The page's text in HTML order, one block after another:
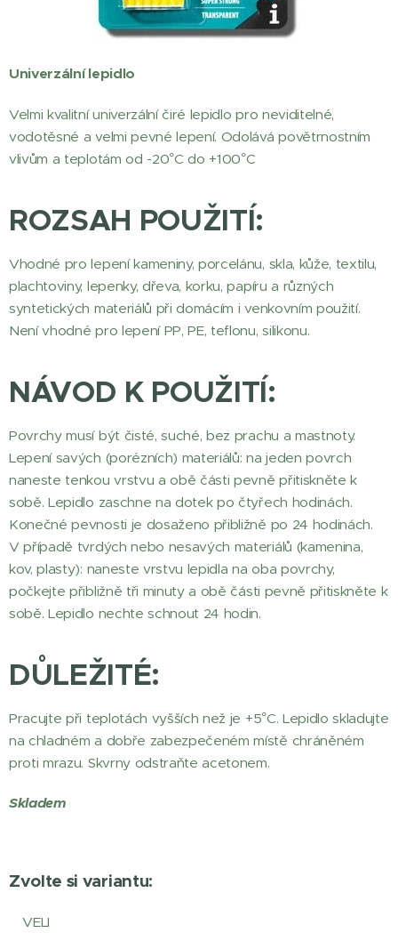
Univerzální lepidlo
Velmi kvalitní univerzální čiré lepidlo pro neviditelné,
vodotěsné a velmi pevné lepení. Odolává povětrnostním
vlivům a teplotám od -20°C do +100°C
ROZSAH POUŽITÍ:
Vhodné pro lepení kameniny, porcelánu, skla, kůže, textilu,
plachtoviny, lepenky, dřeva, korku, papíru a různých
syntetických materiálů při domácím i venkovním použití.
Není vhodné pro lepení PP, PE, teflonu, silikonu.
NÁVOD K POUŽITÍ:
Povrchy musí být čisté, suché, bez prachu a mastnoty.
Lepení savých (porézních) materiálů: na jeden povrch
naneste tenkou vrstvu a obě části pevně přitiskněte k
sobě. Lepidlo zaschne na dotek po čtyřech hodinách.
Konečné pevnosti je dosaženo přibližně po 24 hodinách.
V případě tvrdých nebo nesavých materiálů (kamenina,
kov, plasty): naneste vrstvu lepidla na oba povrchy,
počkejte přibližně tři minuty a obě části pevně přitiskněte k
sobě. Lepidlo nechte schnout 24 hodin.
DŮLEŽITÉ:
Pracujte při teplotách vyšších než je +5°C. Lepidlo skladujte
na chladném a dobře zabezpečeném místě chráněném
proti mrazu. Skvrny odstraňte acetonem.
Skladem
Zvolte si variantu:
VELI